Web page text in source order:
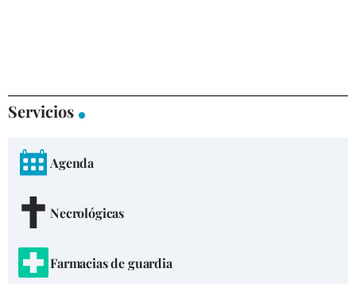
Servicios
Agenda
Necrológicas
Farmacias de guardia